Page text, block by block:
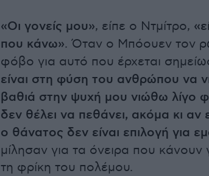
«Οι γονείς μου», είπε ο Ντμίτρο,
που κάνω». Όταν ο Μπόουεν τον
φόβο για αυτό που έρχεται
είναι στη φύση του ανθρώπου να
βαθιά στην ψυχή μου νιώθω λίγο
δεν θέλει να πεθάνει, ακόμα κι αν
ο θάνατος δεν είναι επιλογή για
μίλησαν για τα όνειρα που
τη φρίκη του πολέμου.